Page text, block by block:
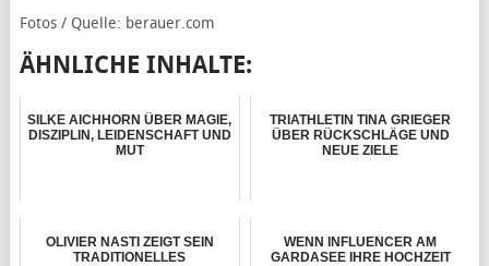
Fotos / Quelle: berauer.com
ÄHNLICHE INHALTE:
SILKE AICHHORN ÜBER MAGIE,
DISZIPLIN, LEIDENSCHAFT UND
MUT
TRIATHLETIN TINA GRIEGER
ÜBER RÜCKSCHLÄGE UND
NEUE ZIELE
OLIVIER NASTI ZEIGT SEIN
TRADITIONELLES
WENN INFLUENCER AM
GARDASEE IHRE HOCHZEIT